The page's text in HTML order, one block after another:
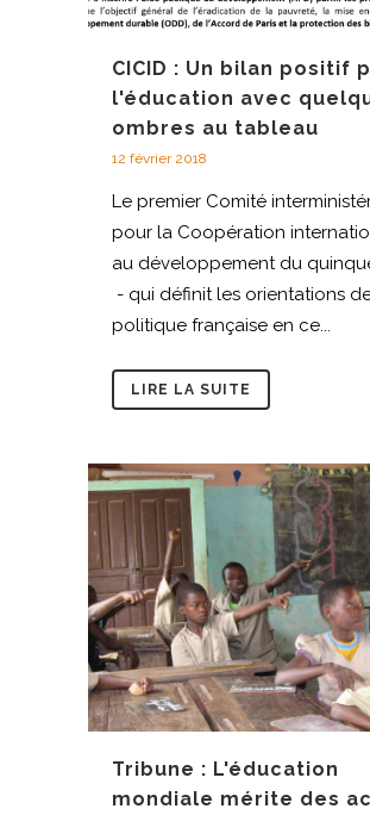
CICID : Un bilan positif
l'éducation avec
ombres au tableau
12 février 2018
Le premier Comité
pour la Coopération
au développement du
- qui définit les orientations
politique française en ce...
LIRE LA SUITE
Tribune : L'éducation
mondiale mérite des